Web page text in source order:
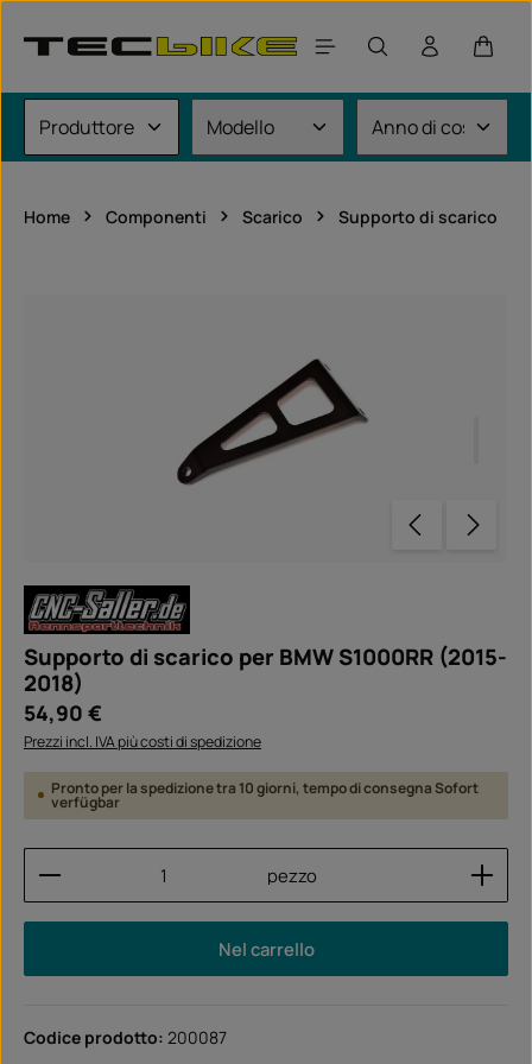
Il
Home Componenti Scarico Supporto di scarico
Supporto di scarico per BMW S1000RR (2015-
2018)
Prezzo normale:
54,90 €
Prezzi incl. IVA più costi di spedizione
Pronto per la spedizione tra 10 giorni, tempo di consegna Sofort
verfügbar
Quantità del prodotto: inserisci la quantità
pezzo
Nel carrello
Codice prodotto: 200087